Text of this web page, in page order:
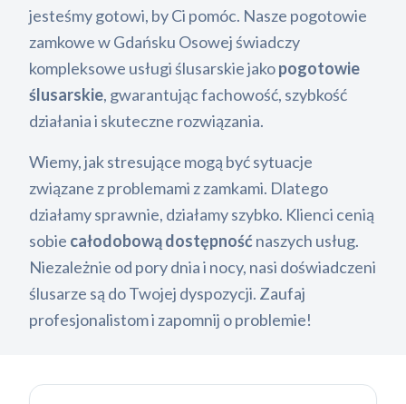
jesteśmy gotowi, by Ci pomóc. Nasze pogotowie
zamkowe w Gdańsku Osowej świadczy
kompleksowe usługi ślusarskie jakopogotowie
ślusarskie, gwarantując fachowość, szybkość
działania i skuteczne rozwiązania.
Wiemy, jak stresujące mogą być sytuacje
związane z problemami z zamkami. Dlatego
działamy sprawnie, działamy szybko. Klienci cenią
sobie całodobową dostępność naszych usług.
Niezależnie od pory dnia i nocy, nasi doświadczeni
ślusarze są do Twojej dyspozycji. Zaufaj
profesjonalistom i zapomnij o problemie!